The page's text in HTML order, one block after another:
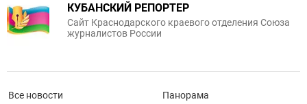
КУБАНСКИЙ РЕПОРТЕР
Сайт Краснодарского краевого отделения Союза
журналистов России
Все новости Панорама